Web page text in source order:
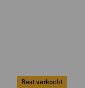
Best verkocht